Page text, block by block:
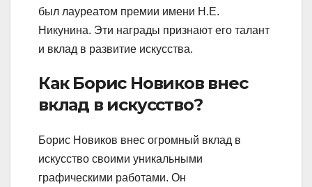
был лауреатом премии имени Н.Е.
Никунина. Эти награды признают его талант
и вклад в развитие искусства.
Как Борис Новиков внес
вклад в искусство?
Борис Новиков внес огромный вклад в
искусство своими уникальными
графическими работами. Он